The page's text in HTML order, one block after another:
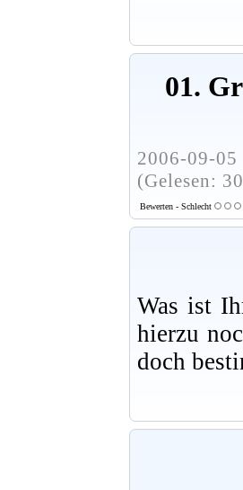
01.
2006-09-
(Gelesen:
Bewerten - Schlecht
Was ist
hierzu
doch